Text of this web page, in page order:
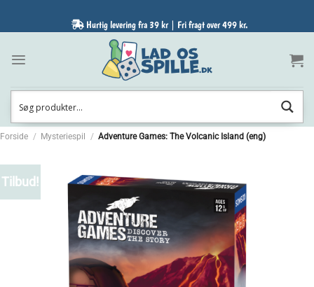
Hurtig levering fra 39 kr | Fri fragt over 499 kr.
Forside / Mysteriespil / Adventure Games: The Volcanic Island (eng)
Tilbud!